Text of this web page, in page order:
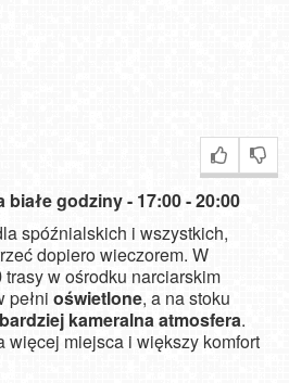
godziny - 17:00 - 20:00
spóźnialskich i wszystkich,
dopiero wieczorem. W
trasy w ośrodku narciarskim
pełni oświetlone, a na stoku
kameralna atmosfera.
więcej miejsca i większy komfort